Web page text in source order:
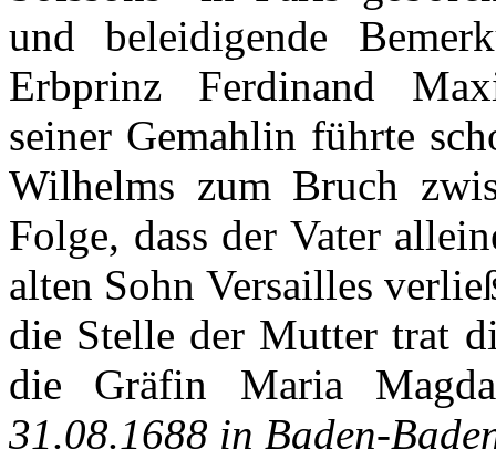
undbeleidigende
Erbprinz Ferdinand
seiner Gemahlin führte
Wilhelms zum Bruch
Folge, dass der Vater
alten Sohn Versailles
die Stelle der Muttertrat
die Gräfin Maria
31.08.1688 in Baden-